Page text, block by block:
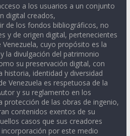
a los usuarios a un conjunto
digital creados,
de los fondos bibliográficos, no
y de origen digital, pertenecientes
cuyo propósito es la
la divulgación del patrimonio
su preservación digital, con
historia, identidad y diversidad
Venezuela es respetuosa de la
y su reglamento en los
protección de las obras de ingenio,
contenidos exentos de su
casos que sus creadores
por este medio